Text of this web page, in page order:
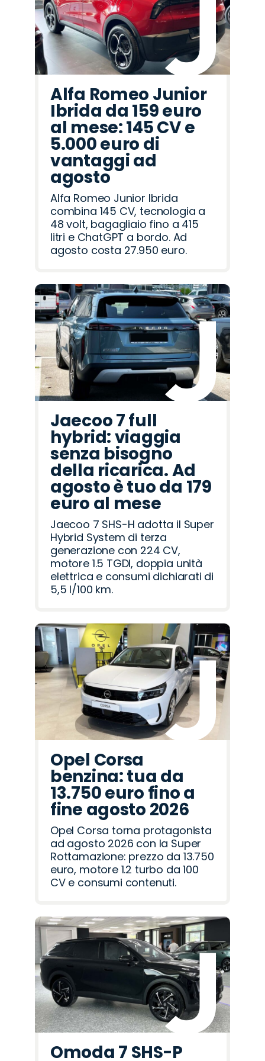
Romeo
Rover
Alfa Romeo Junior
Ibrida da 159 euro
al mese: 145 CV e
5.000 euro di
vantaggi ad
agosto
Alfa Romeo Junior Ibrida
combina 145 CV, tecnologia a
48 volt, bagagliaio fino a 415
litri e ChatGPT a bordo. Ad
agosto costa 27.950 euro.
Jaecoo 7 full
hybrid: viaggia
senza bisogno
della ricarica. Ad
agosto è tuo da 179
euro al mese
Jaecoo 7 SHS-H adotta il Super
Hybrid System di terza
generazione con 224 CV,
motore 1.5 TGDI, doppia unità
elettrica e consumi dichiarati di
5,5 l/100 km.
Opel Corsa
benzina: tua da
13.750 euro fino a
fine agosto 2026
Opel Corsa torna protagonista
ad agosto 2026 con la Super
Rottamazione: prezzo da 13.750
euro, motore 1.2 turbo da 100
CV e consumi contenuti.
Omoda 7 SHS-P